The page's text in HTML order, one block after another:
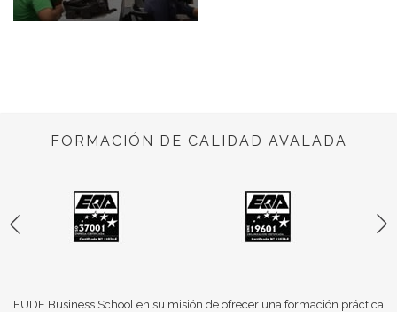
FORMACIÓN DE CALIDAD AVALADA
EUDE Business School en su misión de ofrecer una formación práctica